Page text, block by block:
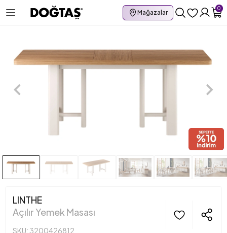
Mağazalar
0
LINTHE
Açılır Yemek Masası
SKU: 3200426812